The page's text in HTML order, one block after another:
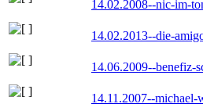
14.02.2008--nic-im-
14.02.2013--die-
14.06.2009--benefiz-
14.11.2007--